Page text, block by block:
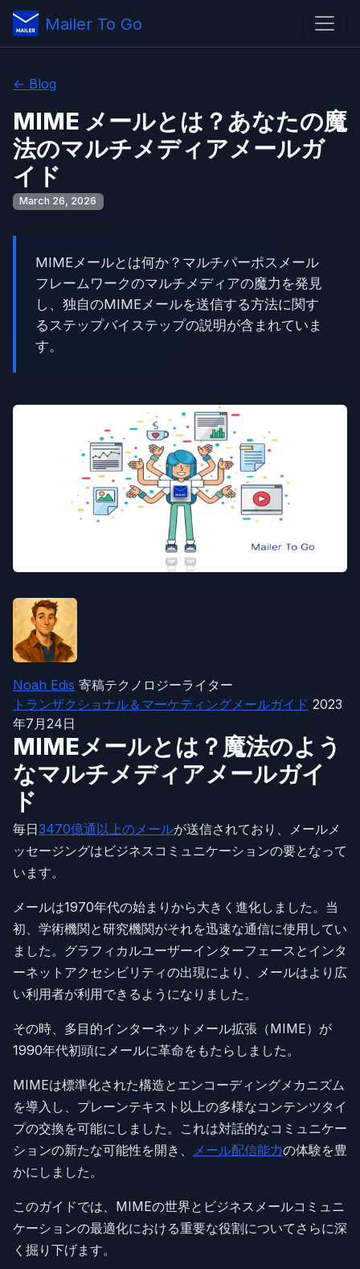
Mailer To Go
← Blog
MIME メールとは？あなたの魔
法のマルチメディアメールガ
イド
March 26, 2026
MIMEメールとは何か？マルチパーポスメール
フレームワークのマルチメディアの魔力を発見
し、独自のMIMEメールを送信する方法に関す
るステップバイステップの説明が含まれていま
す。
Noah Edis 寄稿テクノロジーライター
トランザクショナル＆マーケティングメールガイド 2023
年7月24日
MIMEメールとは？魔法のよう
なマルチメディアメールガイ
ド
毎日3470億通以上のメールが送信されており、メールメ
ッセージングはビジネスコミュニケーションの要となって
います。
メールは1970年代の始まりから大きく進化しました。当
初、学術機関と研究機関がそれを迅速な通信に使用してい
ました。グラフィカルユーザーインターフェースとインタ
ーネットアクセシビリティの出現により、メールはより広
い利用者が利用できるようになりました。
その時、多目的インターネットメール拡張（MIME）が
1990年代初頭にメールに革命をもたらしました。
MIMEは標準化された構造とエンコーディングメカニズム
を導入し、プレーンテキスト以上の多様なコンテンツタイ
プの交換を可能にしました。これは対話的なコミュニケー
ションの新たな可能性を開き、
メール配信能力の体験を豊
かにしました。
このガイドでは、MIMEの世界とビジネスメールコミュニ
ケーションの最適化における重要な役割についてさらに深
く掘り下げます。